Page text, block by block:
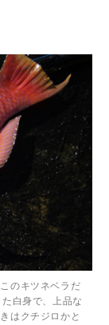
のキツネベラだ
白身で、上品な
はクチジロかと